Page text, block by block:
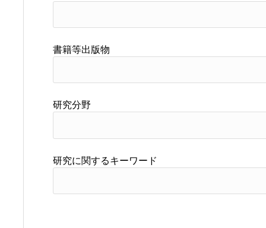
書籍等出版物
研究分野
研究に関するキーワード